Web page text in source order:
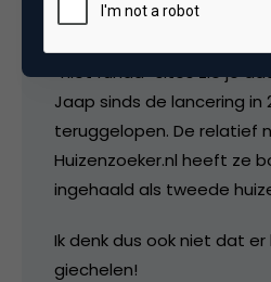
“niet funda” sites zie je
Jaap sinds de lancering in
teruggelopen. De relatief
Huizenzoeker.nl heeft ze
ingehaald als tweede
Ik denk dus ook niet dat
giechelen!